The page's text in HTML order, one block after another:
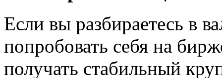
Если вы разбираетесь в
попробовать себя на
получать стабильный